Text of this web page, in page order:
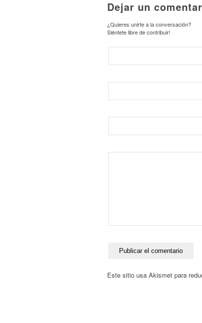
Dejar un
¿Quieres unirte a la conversación?
Siéntete libre de contribuir!
Este sitio usa Akismet para